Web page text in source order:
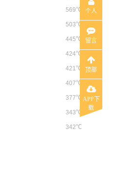
569℃
503℃
445℃
424℃
421℃
407℃
377℃
343℃
342℃
个人
留言
顶部
APP下
载